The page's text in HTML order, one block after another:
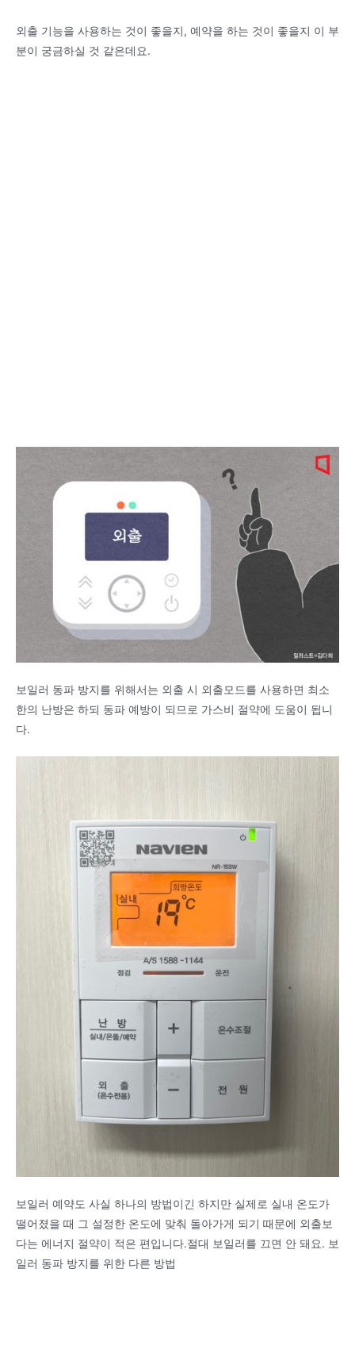
외출 기능을 사용하는 것이 좋을지, 예약을 하는 것이 좋을지 이 부
분이 궁금하실 것 같은데요.
보일러 동파 방지를 위해서는 외출 시 외출모드를 사용하면 최소
한의 난방은 하되 동파 예방이 되므로 가스비 절약에 도움이 됩니
다.
보일러 예약도 사실 하나의 방법이긴 하지만 실제로 실내 온도가
떨어졌을 때 그 설정한 온도에 맞춰 돌아가게 되기 때문에 외출보
다는 에너지 절약이 적은 편입니다.절대 보일러를 끄면 안 돼요. 보
일러 동파 방지를 위한 다른 방법